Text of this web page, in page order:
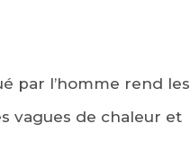
par l’homme rend les
vagues de chaleur et